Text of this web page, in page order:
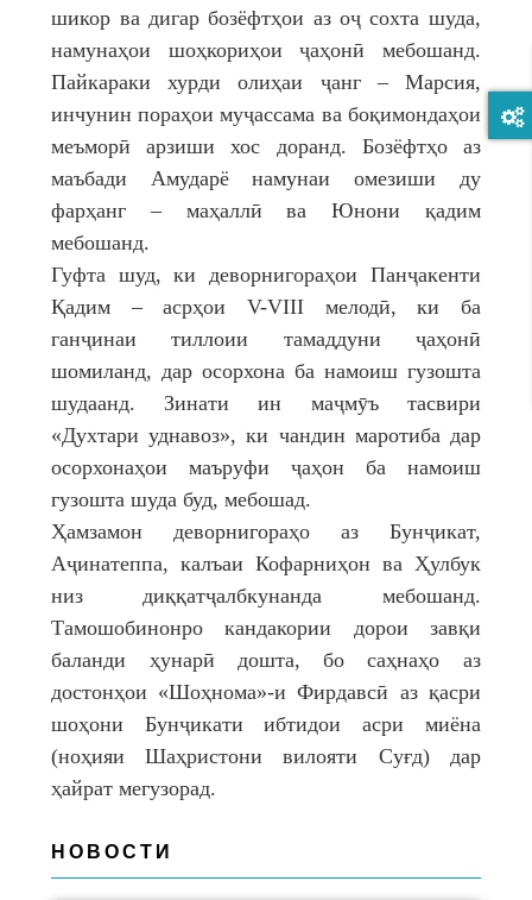
шикор ва дигар бозёфтҳои аз оҷ сохта шуда,
намунаҳои шоҳкориҳои ҷаҳонӣ мебошанд.
Пайкараки хурди олиҳаи ҷанг – Марсия,
инчунин пораҳои муҷассама ва боқимондаҳои
меъморӣ арзиши хос доранд. Бозёфтҳо аз
маъбади Амударё намунаи омезиши ду
фарҳанг – маҳаллӣ ва Юнони қадим
мебошанд.
Гуфта шуд, ки деворнигораҳои Панҷакенти
Қадим – асрҳои V-VIII мелодӣ, ки ба
ганҷинаи тиллоии тамаддуни ҷаҳонӣ
шомиланд, дар осорхона ба намоиш гузошта
шудаанд. Зинати ин маҷмӯъ тасвири
«Духтари уднавоз», ки чандин маротиба дар
осорхонаҳои маъруфи ҷаҳон ба намоиш
гузошта шуда буд, мебошад.
Ҳамзамон деворнигораҳо аз Бунҷикат,
Аҷинатеппа, калъаи Кофарниҳон ва Ҳулбук
низ диққатҷалбкунанда мебошанд.
Тамошобинонро кандакории дорои завқи
баланди ҳунарӣ дошта, бо саҳнаҳо аз
достонҳои «Шоҳнома»-и Фирдавсӣ аз қасри
шоҳони Бунҷикати ибтидои асри миёна
(ноҳияи Шаҳристони вилояти Суғд) дар
ҳайрат мегузорад.
НОВОСТИ